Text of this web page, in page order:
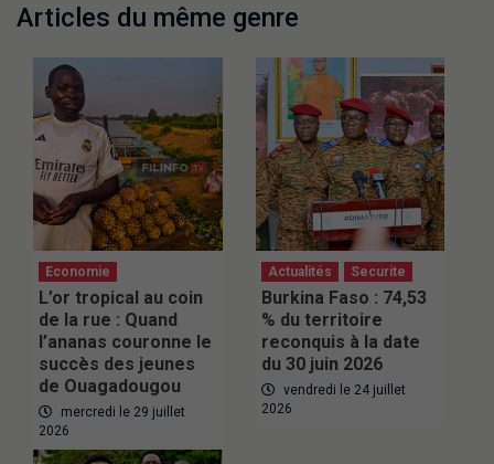
Articles du même genre
Economie
L’or tropical au coin
de la rue : Quand
l’ananas couronne le
succès des jeunes
de Ouagadougou
mercredi le 29 juillet
2026
Actualités Securite
Burkina Faso : 74,53
% du territoire
reconquis à la date
du 30 juin 2026
vendredi le 24 juillet
2026